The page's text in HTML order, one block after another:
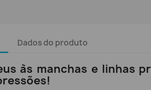
Dados do produto
às manchas e linhas